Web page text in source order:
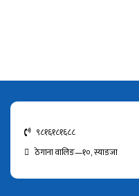
९८१६१८१६८८
ठेगाना वालिङ—१०, स्याङजा